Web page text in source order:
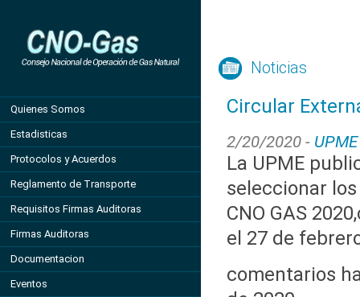
Quienes Somos
Estadisticas
Protocolos y Acuerdos
Reglamento de Transporte
Requisitos Firmas Auditoras
Firmas Auditoras
Documentacion
Eventos
Noticias
Circular
2/20/2020 - UPME
La UPME
seleccionar
CNO GAS
el 27 de
comentarios